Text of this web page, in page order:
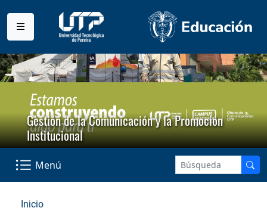
Gestión de la Comunicación y la Promoción
Institucional
Menú
Inicio